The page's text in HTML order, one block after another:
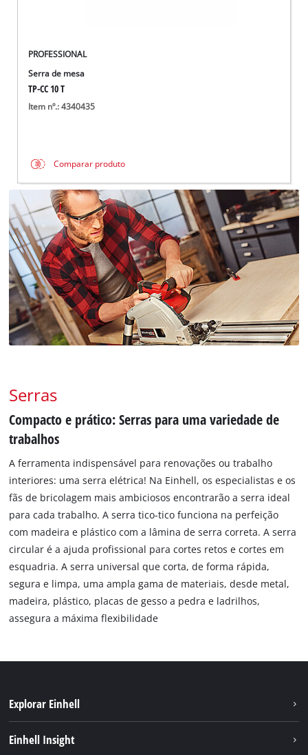
PROFESSIONAL
Serra de mesa
TP-CC 10 T
Item nº.: 4340435
Comparar produto
Serras
Compacto e prático: Serras para uma variedade de
trabalhos
A ferramenta indispensável para renovações ou trabalho
interiores: uma serra elétrica! Na Einhell, os especialistas e os
fãs de bricolagem mais ambiciosos encontrarão a serra ideal
para cada trabalho. A serra tico-tico funciona na perfeição
com madeira e plástico com a lâmina de serra correta. A serra
circular é a ajuda profissional para cortes retos e cortes em
esquadria. A serra universal que corta, de forma rápida,
segura e limpa, uma ampla gama de materiais, desde metal,
madeira, plástico, placas de gesso a pedra e ladrilhos,
assegura a máxima flexibilidade
Explorar Einhell
Einhell Insight